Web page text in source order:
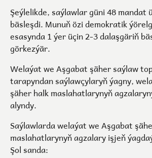
Şeýlelikde, saýlawlar güni 48 mandat
bäsleşdi. Munuň özi demokratik
esasynda 1 ýer üçin 2-3 dalaşgäriň
görkezýär.
Welaýat we Aşgabat şäher saýlaw
tarapyndan saýlawçylaryň ýagny,
şäher halk maslahatlarynyň
alyndy.
Saýlawlarda welaýat we Aşgabat
maslahatlarynyň agzalary işjeň
Şol sanda: